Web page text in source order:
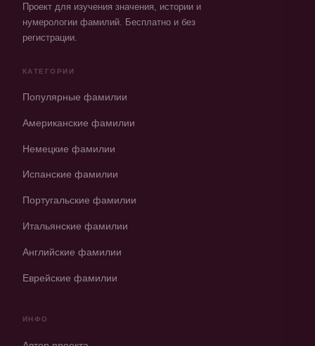
Проект для изучения значения, истории и
нумерологии фамилий. Бесплатно и без
регистрации.
КАТЕГОРИИ
Популярные фамилии
Американские фамилии
Немецкие фамилии
Испанские фамилии
Португальские фамилии
Итальянские фамилии
Английские фамилии
Еврейские фамилии
ИНФО